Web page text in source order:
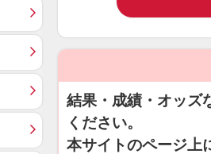
結果・成績・オッズ
ください。
本サイトのページ上